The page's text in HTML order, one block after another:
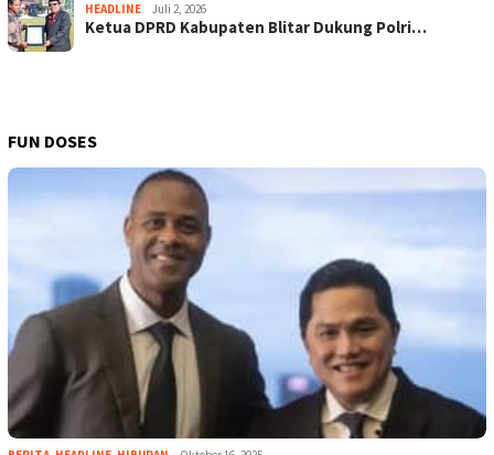
HEADLINE Juli 2, 2026
Ketua DPRD Kabupaten Blitar Dukung Polri…
FUN DOSES